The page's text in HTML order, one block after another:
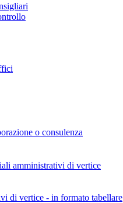
o consulenza
amministrativi di vertice
di vertice - in formato tabellare